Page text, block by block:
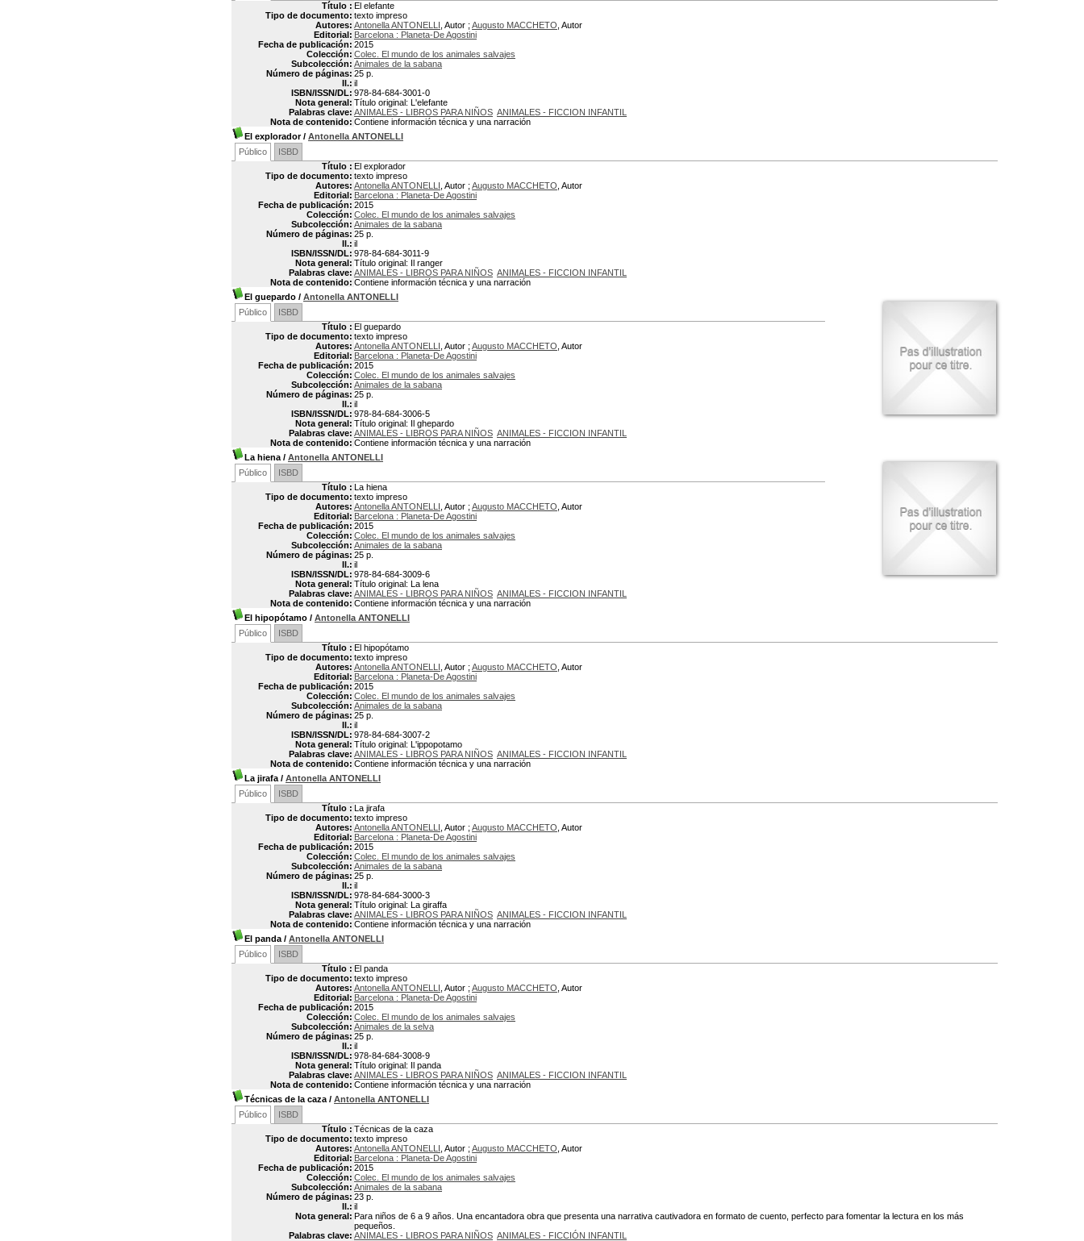
Título : El elefante
Tipo de documento: texto impreso
Autores: Antonella ANTONELLI , Autor ; Augusto MACCHETO , Autor
Editorial: Barcelona : Planeta-De Agostini
Fecha de publicación: 2015
Colección: Colec. El mundo de los animales salvajes
Subcolección: Animales de la sabana
Número de páginas: 25 p.
Il.: il
ISBN/ISSN/DL: 978-84-684-3001-0
Nota general: Título original: L'elefante
Palabras clave: ANIMALES - LIBROS PARA NIÑOS ANIMALES - FICCION INFANTIL
Nota de contenido: Contiene información técnica y una narración
El explorador/ Antonella ANTONELLI
Público
ISBD
Título : El explorador
Tipo de documento: texto impreso
Autores: Antonella ANTONELLI , Autor ; Augusto MACCHETO , Autor
Editorial: Barcelona : Planeta-De Agostini
Fecha de publicación: 2015
Colección: Colec. El mundo de los animales salvajes
Subcolección: Animales de la sabana
Número de páginas: 25 p.
Il.: il
ISBN/ISSN/DL: 978-84-684-3011-9
Nota general: Título original: Il ranger
Palabras clave: ANIMALES - LIBROS PARA NIÑOS ANIMALES - FICCION INFANTIL
Nota de contenido: Contiene información técnica y una narración
El guepardo / Antonella ANTONELLI
Público
ISBD
Título : El guepardo
Tipo de documento: texto impreso
Autores: Antonella ANTONELLI , Autor ; Augusto MACCHETO , Autor
Editorial: Barcelona : Planeta-De Agostini
Fecha de publicación: 2015
Colección: Colec. El mundo de los animales salvajes
Subcolección: Animales de la sabana
Número de páginas: 25 p.
Il.: il
ISBN/ISSN/DL: 978-84-684-3006-5
Nota general: Título original: Il ghepardo
Palabras clave: ANIMALES - LIBROS PARA NIÑOS ANIMALES - FICCION INFANTIL
Nota de contenido: Contiene información técnica y una narración
La hiena / Antonella ANTONELLI
Público
ISBD
Título : La hiena
Tipo de documento: texto impreso
Autores: Antonella ANTONELLI , Autor ; Augusto MACCHETO , Autor
Editorial: Barcelona : Planeta-De Agostini
Fecha de publicación: 2015
Colección: Colec. El mundo de los animales salvajes
Subcolección: Animales de la sabana
Número de páginas: 25 p.
Il.: il
ISBN/ISSN/DL: 978-84-684-3009-6
Nota general: Título original: La lena
Palabras clave: ANIMALES - LIBROS PARA NIÑOS ANIMALES - FICCION INFANTIL
Nota de contenido: Contiene información técnica y una narración
El hipopótamo / Antonella ANTONELLI
Público
ISBD
Título : El hipopótamo
Tipo de documento: texto impreso
Autores: Antonella ANTONELLI , Autor ; Augusto MACCHETO , Autor
Editorial: Barcelona : Planeta-De Agostini
Fecha de publicación: 2015
Colección: Colec. El mundo de los animales salvajes
Subcolección: Animales de la sabana
Número de páginas: 25 p.
Il.: il
ISBN/ISSN/DL: 978-84-684-3007-2
Nota general: Título original: L'ippopotamo
Palabras clave: ANIMALES - LIBROS PARA NIÑOS ANIMALES - FICCION INFANTIL
Nota de contenido: Contiene información técnica y una narración
La jirafa / Antonella ANTONELLI
Público
ISBD
Título : La jirafa
Tipo de documento: texto impreso
Autores: Antonella ANTONELLI , Autor ; Augusto MACCHETO , Autor
Editorial: Barcelona : Planeta-De Agostini
Fecha de publicación: 2015
Colección: Colec. El mundo de los animales salvajes
Subcolección: Animales de la sabana
Número de páginas: 25 p.
Il.: il
ISBN/ISSN/DL: 978-84-684-3000-3
Nota general: Título original: La giraffa
Palabras clave: ANIMALES - LIBROS PARA NIÑOS ANIMALES - FICCION INFANTIL
Nota de contenido: Contiene información técnica y una narración
El panda / Antonella ANTONELLI
Público
ISBD
Título : El panda
Tipo de documento: texto impreso
Autores: Antonella ANTONELLI , Autor ; Augusto MACCHETO , Autor
Editorial: Barcelona : Planeta-De Agostini
Fecha de publicación: 2015
Colección: Colec. El mundo de los animales salvajes
Subcolección: Animales de la selva
Número de páginas: 25 p.
Il.: il
ISBN/ISSN/DL: 978-84-684-3008-9
Nota general: Título original: Il panda
Palabras clave: ANIMALES - LIBROS PARA NIÑOS ANIMALES - FICCION INFANTIL
Nota de contenido: Contiene información técnica y una narración
Técnicas de la caza / Antonella ANTONELLI
Público
ISBD
Título : Técnicas de la caza
Tipo de documento: texto impreso
Autores: Antonella ANTONELLI , Autor ; Augusto MACCHETO , Autor
Editorial: Barcelona : Planeta-De Agostini
Fecha de publicación: 2015
Colección: Colec. El mundo de los animales salvajes
Subcolección: Animales de la sabana
Número de páginas: 23 p.
Il.: il
Nota general: Para niños de 6 a 9 años. Una encantadora obra que presenta una narrativa cautivadora en formato de cuento, perfecto para fomentar la lectura en los más
pequeños.
Palabras clave: ANIMALES - LIBROS PARA NIÑOS ANIMALES - FICCIÓN INFANTIL